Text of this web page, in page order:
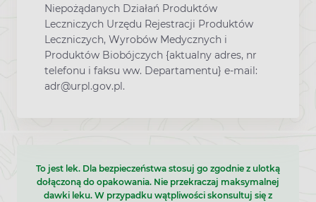
Niepożądanych Działań Produktów
Leczniczych Urzędu Rejestracji Produktów
Leczniczych, Wyrobów Medycznych i
Produktów Biobójczych {aktualny adres, nr
telefonu i faksu ww. Departamentu} e-mail:
adr@urpl.gov.pl.
To jest lek. Dla bezpieczeństwa stosuj go zgodnie z ulotką
dołączoną do opakowania. Nie przekraczaj maksymalnej
dawki leku. W przypadku wątpliwości skonsultuj się z